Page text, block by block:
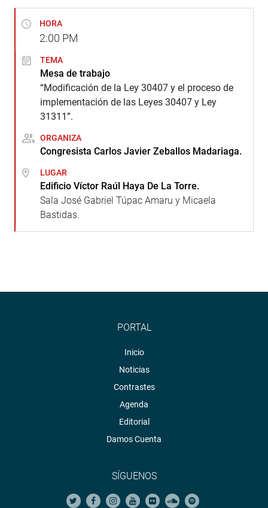
HORA
2:00 PM
TEMA
Mesa de trabajo
“Modificación de la Ley 30407 y el proceso de
implementación de las Leyes 30407 y Ley
31311”.
ORGANIZA
Congresista Carlos Javier Zeballos Madariaga.
LUGAR
Edificio Víctor Raúl Haya De La Torre.
Sala José Gabriel Túpac Amaru y Micaela
Bastidas.
PORTAL
Inicio
Noticias
Contrastes
Agenda
Editorial
Damos Cuenta
SÍGUENOS